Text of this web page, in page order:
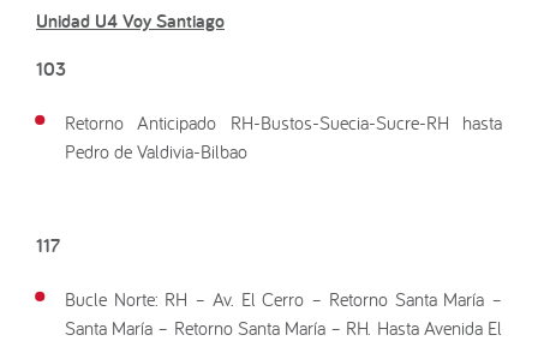
Unidad U4 Voy Santiago
103
Retorno Anticipado RH-Bustos-Suecia-Sucre-RH hasta
Pedro de Valdivia-Bilbao
117
Bucle Norte: RH – Av. El Cerro – Retorno Santa María –
Santa María – Retorno Santa María – RH. Hasta Avenida El